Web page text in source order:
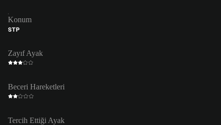
Konum
STP
Zayıf Ayak
Beceri Hareketleri
Tercih Ettiği Ayak